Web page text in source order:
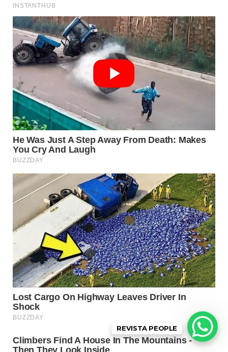
REVISTA PEOPLE